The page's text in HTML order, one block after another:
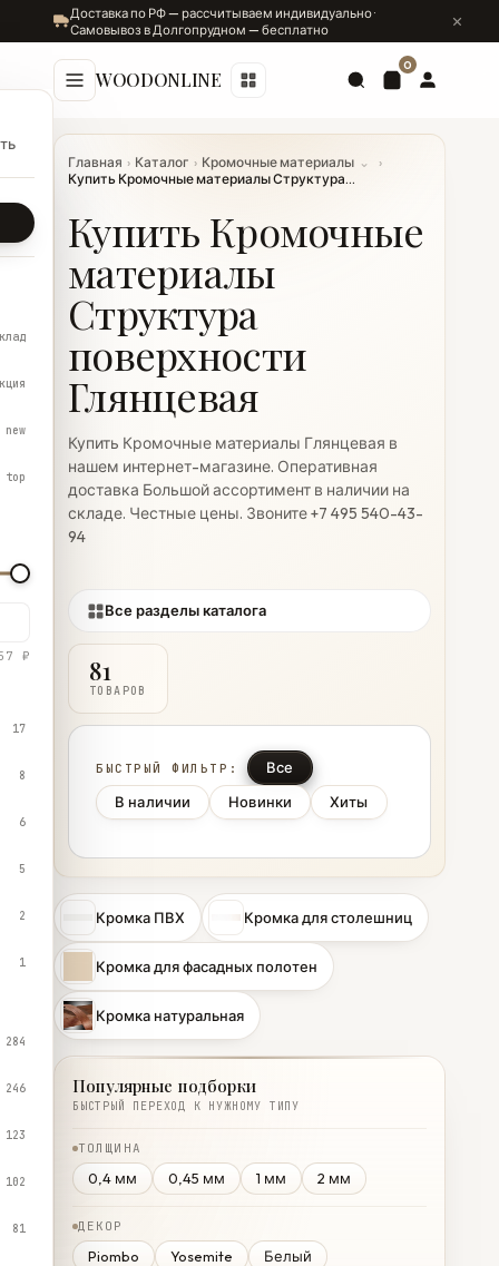
Доставка по РФ — рассчитываем индивидуально ·
Самовывоз в Долгопрудном — бесплатно
WOODONLINE
0
Главная › Каталог › Кромочные материалы ⌄
›
Купить Кромочные материалы Структура...
Купить Кромочные
материалы
Структура
поверхности
Глянцевая
Купить Кромочные материалы Глянцевая в
нашем интернет-магазине. Оперативная
доставка Большой ассортимент в наличии на
складе. Честные цены. Звоните +7 495 540-43-
94
Все разделы каталога
81
ТОВАРОВ
БЫСТРЫЙ ФИЛЬТР:
Все
В наличии
Новинки Хиты
new
top
₽
17
8
6
5
2
1
284
246
123
102
81
Кромка ПВХ Кромка для столешниц
Кромка для фасадных полотен
Кромка натуральная
Популярные подборки
БЫСТРЫЙ ПЕРЕХОД К НУЖНОМУ ТИПУ
ТОЛЩИНА
0,4 мм 0,45 мм 1 мм 2 мм
ДЕКОР
Piombo Yosemite
Белый